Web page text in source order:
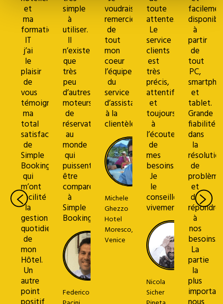
et
ma
formation
IT
j’ai
le
plaisir
de
vous
témoigner
ma
total
satisfaction
de
Simple
Booking
qui
m’ont
facilité
la
gestion
quotidienne
de
mon
Hôtel.
Un
autre
point
simple
à
utiliser.
Il
n’existe
que
très
peu
d’autres
moteurs
de
réservation
au
monde
qui
puissent
être
comparés
à
Simple
Booking.
Federico
voudrais
remercier
de
tout
mon
coeur
l’équipe
du
service
d’assistance
à la
clientèle!
Michele
Ghezzo
Hotel
Moresco,
Venice
toute
attente.
Le
service
clients
est
très
précis,
attentif
et
toujours
à
l’écoute
de
mes
besoins.
Je
le
conseille
vivement!
Nicola
Sicher
à
partir
de
tout
PC,
et
tablet.
Grande
fiabilité
dans
la
de
et
de
répondre
à
nos
besoins.
La
partie
la
plus